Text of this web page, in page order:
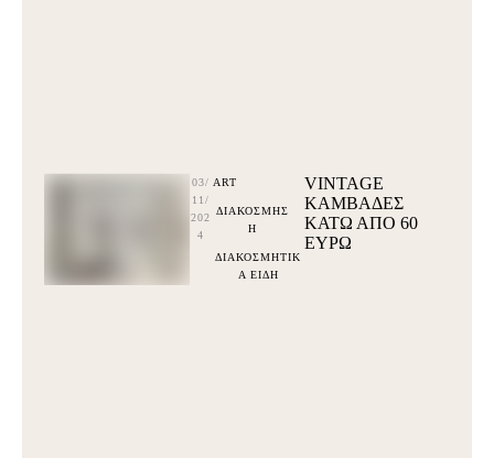
03/
11/
202
4
ART
ΔΙΑΚΟΣΜΗΣ
Η
ΔΙΑΚΟΣΜΗΤΙΚ
Α ΕΙΔΗ
VINTAGE
ΚΑΜΒΑΔΕΣ
ΚΆΤΩ ΑΠΌ 60
ΕΥΡΩ